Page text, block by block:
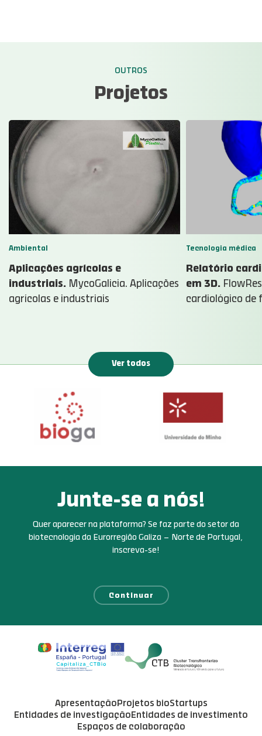
OUTROS
Projetos
Ambiental
Aplicações agrícolas e
industriais. MycoGalicia. Aplicações
agrícolas e industriais
Tecnologia médica
Relatório
em 3D.
cardiológico de
Ver todos
Junte-se a nós!
Quer aparecer na plataforma? Se faz parte do setor da
biotecnologia da Eurorregião Galiza – Norte de Portugal,
inscreva-se!
Continuar
Apresentação Projetos bioStartups
Entidades de investigação Entidades de investimento
Espaços de colaboração